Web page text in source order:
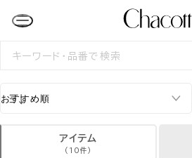
検
アイテム
(10件)